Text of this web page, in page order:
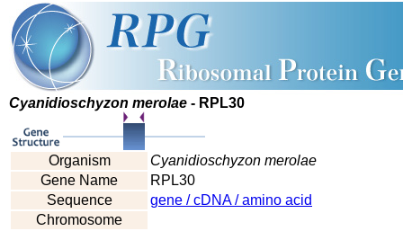
Cyanidioschyzon merolae - RPL30
Organism
Cyanidioschyzon merolae
Gene Name
RPL30
Sequence
gene / cDNA / amino acid
Chromosome